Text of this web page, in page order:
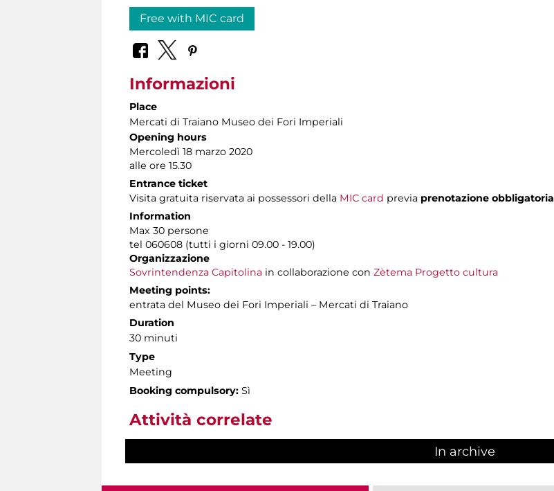
Free with MIC card
Informazioni
Place
Mercati di Traiano Museo dei Fori Imperiali
Opening hours
Mercoledì 18 marzo 2020
alle ore 15.30
Entrance ticket
Visita gratuita riservata ai possessori della MIC card previa prenotazione obbligatoria
Information
Max 30 persone
tel 060608 (tutti i giorni 09.00 - 19.00)
Organizzazione
Sovrintendenza Capitolina in collaborazione con Zètema Progetto cultura
Meeting points:
entrata del Museo dei Fori Imperiali – Mercati di Traiano
Duration
30 minuti
Type
Meeting
Booking compulsory: Sì
Attività correlate
In archive